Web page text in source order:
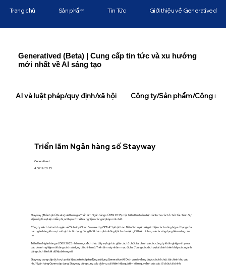
Generatived (Beta) | Cung cấp tin tức và xu hướng
mới nhất về AI sáng tạo
Triển lãm Ngân hàng số Stayway
Generatived
4:30 19/2/25
Stayway (Thành phố Osaka) sẽ tham gia Triển lãm Ngân hàng số DBX2025, một triển lãm toàn diện dành cho các tổ chức tài chính. Sự
kiện này là sự kiện miễn phí, nơi bạn có thể trải nghiệm các giải pháp mới nhất.
Công ty sẽ có bài nói chuyện về "Subsidy Cloud Powered by GPT-4" tại hội thảo. Bài nói chuyện sẽ giới thiệu các trường hợp sử dụng của
các ngân hàng khu vực và hợp tác tín dụng, đồng thời khám phá những lợi ích của việc giới thiệu dịch vụ và các ứng dụng tiềm năng của
nó.
Triển lãm Ngân hàng số DBX2025 nhằm mục đích thúc đẩy sự hợp tác giữa các tổ chức tài chính và các công ty khởi nghiệp và tạo ra
các doanh nghiệp mới bằng cách sử dụng tài chính mở. Triển lãm này nhằm mục đích sử dụng các dịch vụ tài chính trên khắp các ngành
bằng cách liên kết dữ liệu bên ngoài.
Stayway cung cấp dịch vụ tạo tài liệu xin trợ cấp tự động sử dụng Generative AI. Dịch vụ này đang được các tổ chức tài chính khu vực
như Ngân hàng Gunma áp dụng. Stayway cũng cung cấp dịch vụ cải thiện hiệu quả tìm kiếm quy định của các tổ chức tài chính.
Trang chủ Sản phẩm Tin Tức Giới thiệu về Generatived
AI và luật pháp/quy định/xã hội Công ty/Sản phẩm/Công